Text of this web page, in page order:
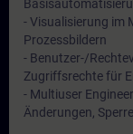
- Visualisierung im
Prozessbildern
- Benutzer-/
Zugriffsrechte für
- Multiuser
Änderungen,